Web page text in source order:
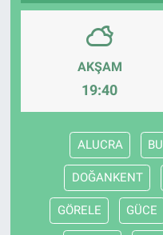
AKŞAM
19:40
ALUCRA
DOĞANKENT
GÖRELE GÜCE